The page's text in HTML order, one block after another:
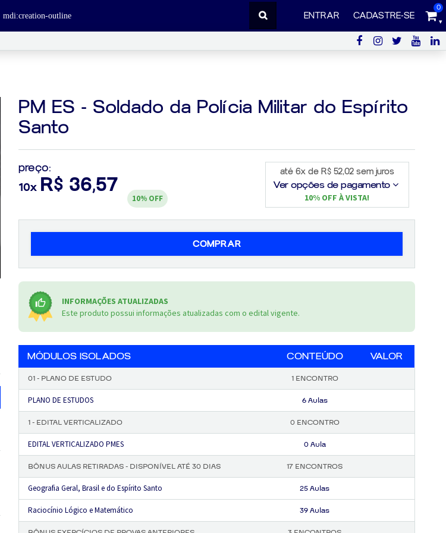
0
ENTRAR CADASTRE-SE
PM ES - Soldado da Polícia Militar do Espírito
Santo
preço:
10x R$ 36,57
10% OFF
até 6x de R$ 52,02 sem juros
Ver opções de pagamento
10% OFF À VISTA!
COMPRAR
INFORMAÇÕES ATUALIZADAS
Este produto possui informações atualizadas com o edital vigente.
MÓDULOS ISOLADOS CONTEÚDO VALOR
01 - PLANO DE ESTUDO 1 ENCONTRO
PLANO DE ESTUDOS 6 Aulas
1 - EDITAL VERTICALIZADO 0 ENCONTRO
EDITAL VERTICALIZADO PMES 0 Aula
BÔNUS AULAS RETIRADAS - DISPONÍVEL ATÉ 30 DIAS 17 ENCONTROS
Geografia Geral, Brasil e do Espírito Santo 25 Aulas
Raciocínio Lógico e Matemático 39 Aulas